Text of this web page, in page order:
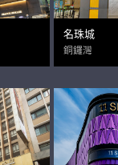
名珠城
銅鑼灣